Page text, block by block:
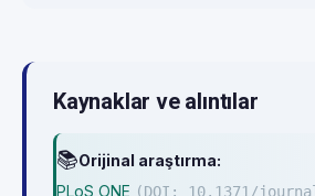
Kaynaklar ve alıntılar
📚Orijinal araştırma:
PLoS ONE (DOI: 10.1371/